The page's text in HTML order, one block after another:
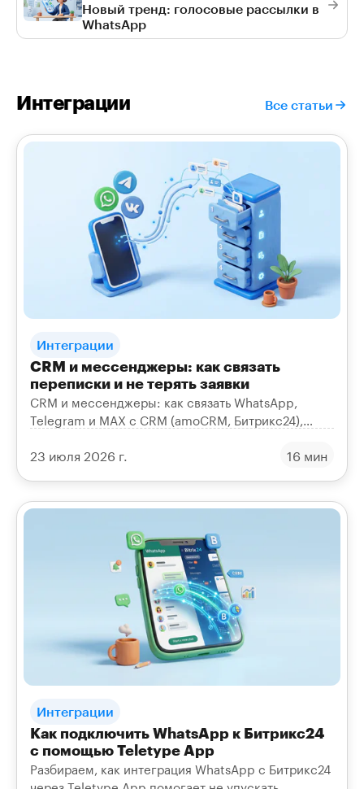
Новый тренд: голосовые рассылки в
WhatsApp
Интеграции Все статьи
Интеграции
CRM и мессенджеры: как связать
переписки и не терять заявки
CRM и мессенджеры: как связать WhatsApp,
Telegram и MAX с CRM (amoCRM, Битрикс24),
была в одной системе.
23 июля 2026 г. 16 мин
Интеграции
Как подключить WhatsApp к Битрикс24
с помощью Teletype App
Разбираем, как интеграция WhatsApp с Битрикс24